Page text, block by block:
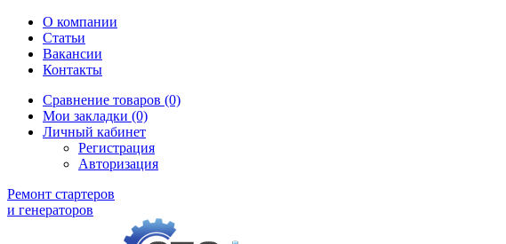
О компании
Статьи
Вакансии
Контакты
Сравнение товаров (0)
Мои закладки (0)
Личный кабинет
Регистрация
Авторизация
Ремонт стартеров
и генераторов